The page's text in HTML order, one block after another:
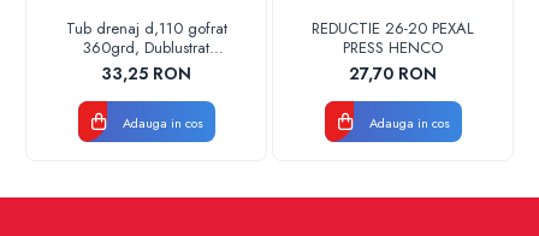
Tub drenaj d,110 gofrat
360grd, Dublustrat
verde/negru 110152 Drainkit
33,25 RON
Adauga in cos
REDUCTIE 26-20 PEXAL
PRESS HENCO
27,70 RON
Adauga in cos